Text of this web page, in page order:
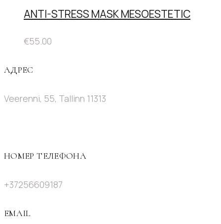
ANTI-STRESS MASK MESOESTETIC
€55.00
АДРЕС
Veerenni, 55, Tallinn 11313
НОМЕР ТЕЛЕФОНА
+37256609187
EMAIL